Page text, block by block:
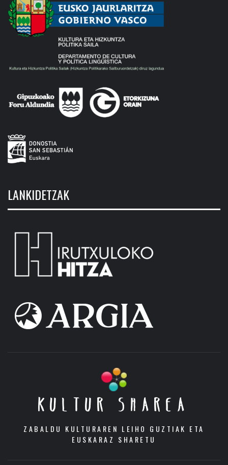
LANKIDETZAK
KULTUR SHAREA
ZABALDU KULTURAREN LEIHO GUZTIAK ETA
EUSKARAZ SHARETU